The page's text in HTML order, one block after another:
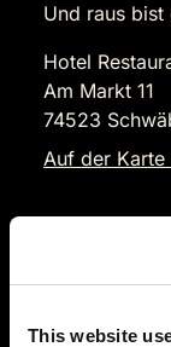
This website
Und raus bist
Hotel
Am Markt 11
74523
Auf der Karte